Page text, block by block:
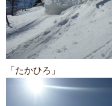
「たかひろ」